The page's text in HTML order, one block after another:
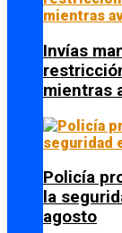
Invías
mientras
Policía
la
agosto